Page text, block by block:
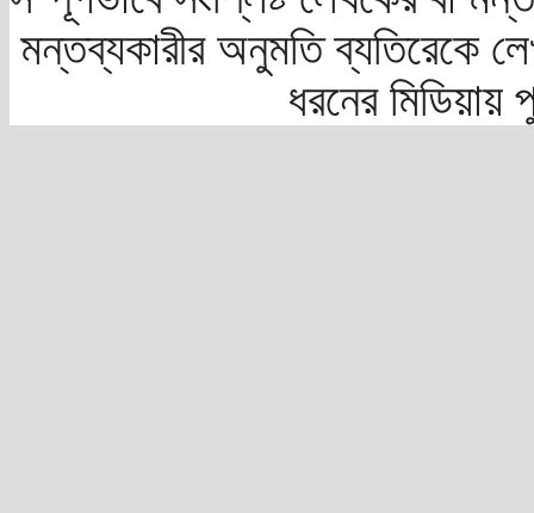
মন্তব্যকারীর অনুমতি ব্যতিরেকে
ধরনের মিডিয়ায়